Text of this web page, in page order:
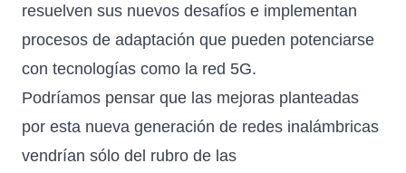
resuelven sus nuevos desafíos e implementan
procesos de adaptación que pueden potenciarse
con tecnologías como la red 5G.
Podríamos pensar que las mejoras planteadas
por esta nueva generación de redes inalámbricas
vendrían sólo del rubro de las